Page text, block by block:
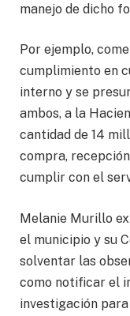
manejo de dicho
Por ejemplo,
cumplimiento en
interno y se
ambos, a la
cantidad de 14
compra,
cumplir con el
Melanie Murillo
el municipio y su
solventar las
como notificar el
investigación